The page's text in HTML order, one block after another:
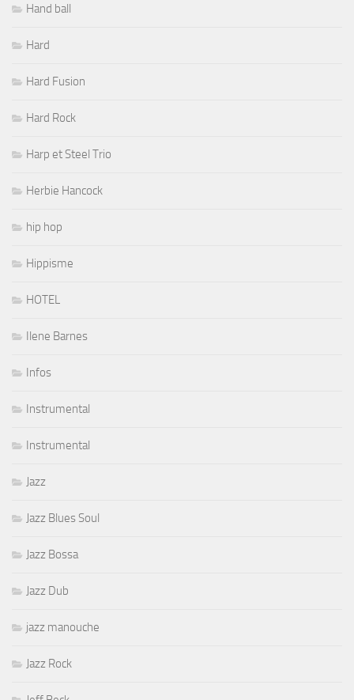
Hand ball
Hard
Hard Fusion
Hard Rock
Harp et Steel Trio
Herbie Hancock
hip hop
Hippisme
HOTEL
Ilene Barnes
Infos
Instrumental
Instrumental
Jazz
Jazz Blues Soul
Jazz Bossa
Jazz Dub
jazz manouche
Jazz Rock